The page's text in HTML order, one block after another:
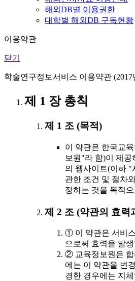
해외DB별 이용권한
대학별 해외DB 구독현황
이용약관
닫기
학술연구정보서비스 이용약관
제 1 장 총칙
제 1 조 (목적)
이 약관은 한국교
보원"라 함)이 제
의 웹사이트(이하 "
관한 조건 및 절차
정하는 것을 목적
제 2 조 (약관의 효력
① 이 약관은 서비
으로써 효력을 발
② 교육정보원은 합
에는 이 약관을 변
경한 경우에는 지